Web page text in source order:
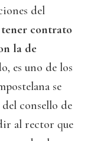
del
tener contrato
la de
es uno de los
se
consello de
al rector que